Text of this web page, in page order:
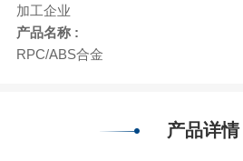
加工企业
产品名称 :
RPC/ABS合金
产品详情